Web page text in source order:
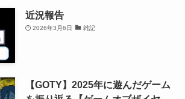
近況報告
2026年3月6日 雑記
【GOTY】2025年に遊んだゲーム